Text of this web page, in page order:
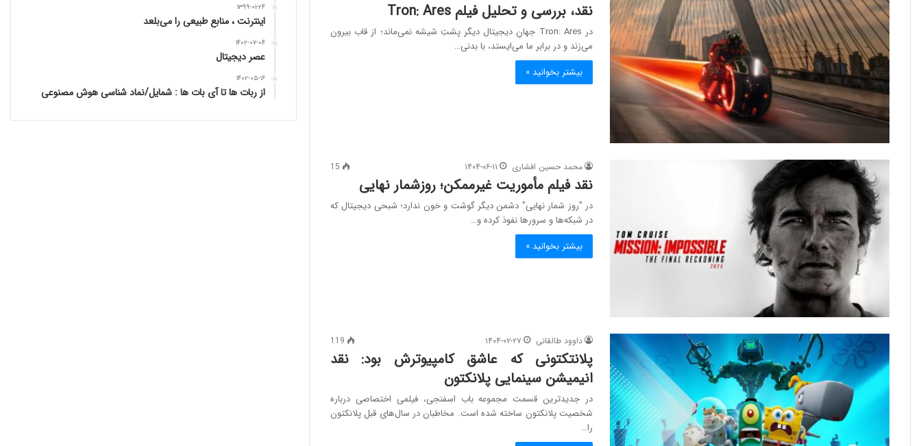
نقد، بررسی و تحلیل فیلم Tron: Ares
در Tron: Ares جهانِ دیجیتال دیگر پشتِ شیشه نمی‌ماند؛ از قاب بیرون
می‌زند و در برابر ما می‌ایستد، با بدنی…
بیشتر بخوانید »
محمد حسین افشاری ۱۴۰۴-۰۶-۱۱ 15
نقد فیلم مأموریت غیرممکن؛ روزشمار نهایی
در "روز شمار نهایی" دشمن دیگر گوشت و خون ندارد؛ شبحی دیجیتال که
در شبکه‌ها و سرورها نفوذ کرده و…
بیشتر بخوانید »
داوود طالقانی ۱۴۰۴-۰۲-۲۷ 119
پلانتکتونی که عاشق کامپیوترش بود: نقد
انیمیشن سینمایی پلانکتون
در جدیدترین قسمت مجموعه باب اسفنجی، فیلمی اختصاصی درباره
شخصیت پلانکتون ساخته شده است. مخاطبان در سال‌های قبل پلانکتون
را…
۱۳۹۹-۰۱-۲۴
اینترنت ، منابع طبیعی را می‌بلعد
۱۴۰۲-۰۷-۰۴
عصر دیجیتال
۱۴۰۲-۰۵-۱۶
از ربات ها تا آی بات ها : شمایل/نماد شناسی هوش مصنوعی